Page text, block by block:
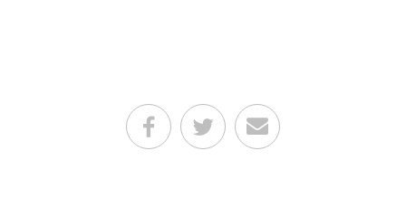
Teilen auf Facebook
Teilen auf Twitter
Per E-Mail senden